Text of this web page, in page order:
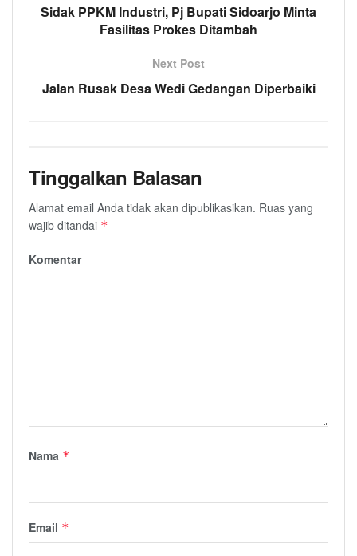
Sidak PPKM Industri, Pj Bupati Sidoarjo Minta
Fasilitas Prokes Ditambah
Next Post
Jalan Rusak Desa Wedi Gedangan Diperbaiki
Tinggalkan Balasan
Alamat email Anda tidak akan dipublikasikan. Ruas yang
wajib ditandai *
Komentar
Nama *
Email *